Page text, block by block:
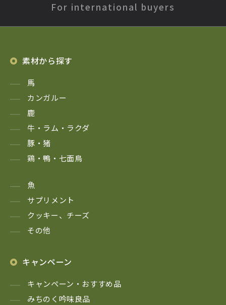
For international buyers
素材から探す
馬
カンガルー
鹿
牛・ラム・ラクダ
豚・猪
鶏・鴨・七面鳥
魚
サプリメント
クッキー、チーズ
その他
キャンペーン
キャンペーン・おすすめ品
みちのく吟味良品